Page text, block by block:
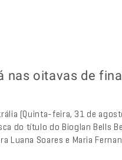
nas oitavas de
(Quinta-feira, 31 de
do título do Bioglan Bells
Luana Soares e Maria